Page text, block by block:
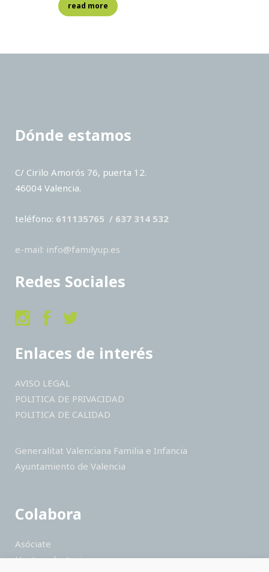
read more
Dónde estamos
C/ Cirilo Amorós 76, puerta 12.
46004 Valencia.
teléfono: 611135765 / 637 314 532
e-mail: info@familyup.es
Redes Sociales
Enlaces de interés
AVISO LEGAL
POLITICA DE PRIVACIDAD
POLITICA DE CALIDAD
Generalitat Valenciana Familia e Infancia
Ayuntamiento de Valencia
Colabora
Asóciate
Hazte voluntario